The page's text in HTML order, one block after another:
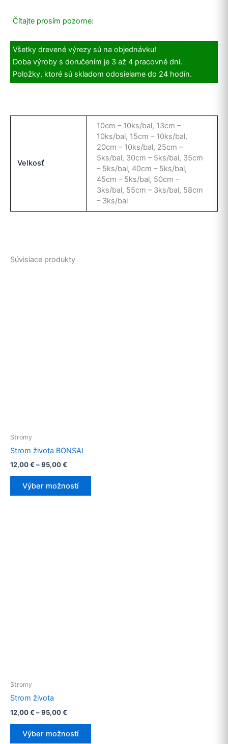
Čítajte prosím pozorne:
Všetky drevené výrezy sú na objednávku!
Doba výroby s doručením je 3 až 4 pracovné dni.
Položky, ktoré sú skladom odosielame do 24 hodín.
Velkosť
10cm – 10ks/bal, 13cm –
10ks/bal, 15cm – 10ks/bal,
20cm – 10ks/bal, 25cm –
5ks/bal, 30cm – 5ks/bal, 35cm
– 5ks/bal, 40cm – 5ks/bal,
45cm – 5ks/bal, 50cm –
3ks/bal, 55cm – 3ks/bal, 58cm
– 3ks/bal
Súvisiace produkty
Stromy
Strom života BONSAI
12,00€ –95,00€
Výber možností
This
Stromy
Strom života
12,00€ –95,00€
Výber možností
This